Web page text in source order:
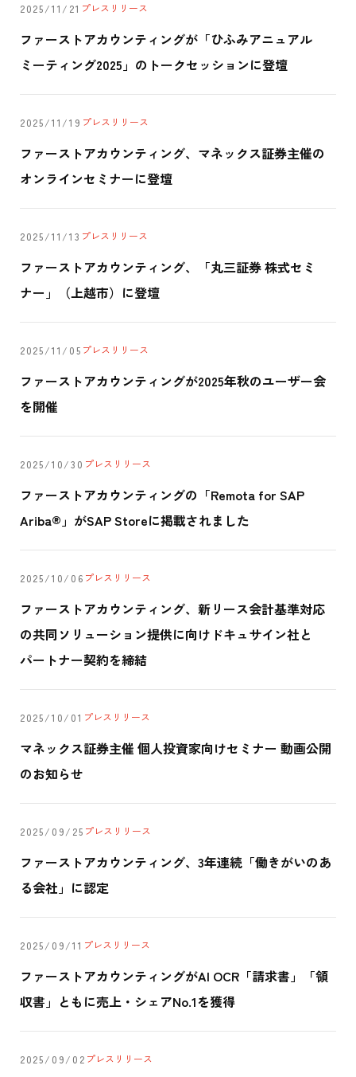
2025/11/21 プレスリリース
ファーストアカウンティングが「ひふみアニュアル
ミーティング2025」のトークセッションに登壇
2025/11/19 プレスリリース
ファーストアカウンティング、マネックス証券主催の
オンラインセミナーに登壇
2025/11/13 プレスリリース
ファーストアカウンティング、「丸三証券 株式セミ
ナー」（上越市）に登壇
2025/11/05 プレスリリース
ファーストアカウンティングが2025年秋のユーザー会
を開催
2025/10/30 プレスリリース
ファーストアカウンティングの「Remota for SAP
Ariba®」がSAP Storeに掲載されました
2025/10/06 プレスリリース
ファーストアカウンティング、新リース会計基準対応
の共同ソリューション提供に向けドキュサイン社と
パートナー契約を締結
2025/10/01 プレスリリース
マネックス証券主催 個人投資家向けセミナー 動画公開
のお知らせ
2025/09/25 プレスリリース
ファーストアカウンティング、3年連続「働きがいのあ
る会社」に認定
2025/09/11 プレスリリース
ファーストアカウンティングがAI OCR「請求書」「領
収書」ともに売上・シェアNo.1を獲得
2025/09/02 プレスリリース